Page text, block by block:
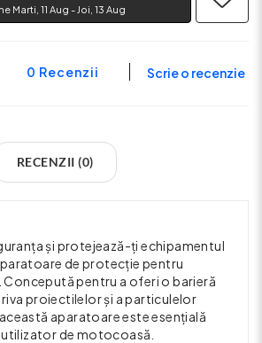
Marti, 11 Aug - Joi, 13 Aug
0 Recenzii Scrie o recenzie
RECENZII (0)
și protejează-ți echipamentul
de protecție pentru
pentru a oferi o barieră
proiectilelor și a particulelor
aparatoare este esențială
de motocoasă.